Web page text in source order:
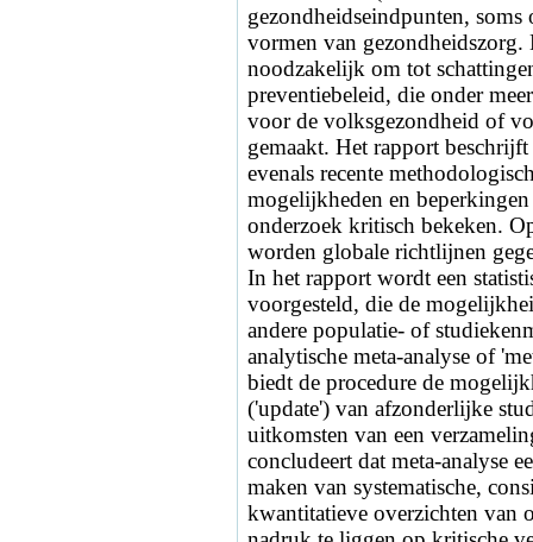
gezondheidseindpunten,
vormen van
noodzakelijk om tot
preventiebeleid, die onder
voor de volksgezondheid of
gemaakt. Het rapport
evenals recente
mogelijkheden en
onderzoek kritisch bekeken.
worden globale richtlijnen
In het rapport wordt een
voorgesteld, die de
andere populatie- of
analytische meta-analyse of
biedt de procedure de
('update') van afzonderlijke
uitkomsten van een
concludeert dat meta-analyse
maken van systematische,
kwantitatieve overzichten van